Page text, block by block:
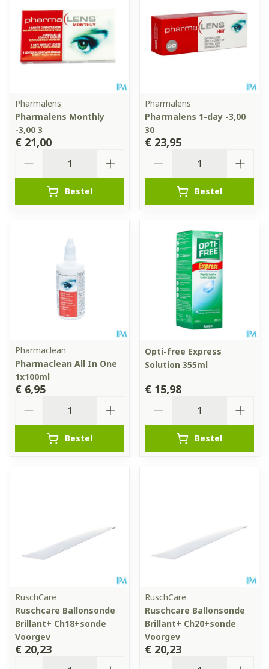
Pharmalens
Pharmalens Monthly
-3,00 3
€ 21,00
Bestel
Pharmalens
Pharmalens 1-day -3,00
30
€ 23,95
Bestel
Pharmaclean
Pharmaclean All In One
1x100ml
€ 6,95
Bestel
Opti-free Express
Solution 355ml
€ 15,98
Bestel
RuschCare
Ruschcare Ballonsonde
Brillant+ Ch18+sonde
Voorgev
€ 20,23
RuschCare
Ruschcare Ballonsonde
Brillant+ Ch20+sonde
Voorgev
€ 20,23